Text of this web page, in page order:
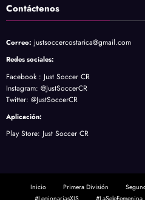
Contáctenos
Correo: justsoccercostarica@gmail.com
Redes sociales:
Facebook : Just Soccer CR
Instagram: @JustSoccerCR
Twitter: @JustSoccerCR
Aplicación:
Play Store: Just Soccer CR
Inicio Primera División